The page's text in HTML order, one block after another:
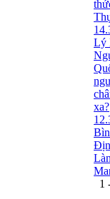
Lý
xa?
1